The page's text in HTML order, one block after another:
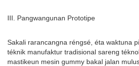
III. Pangwangunan Prototipe
Sakali rarancangna réngsé, éta waktuna
téknik manufaktur tradisional sareng
mastikeun mesin gummy bakal jalan